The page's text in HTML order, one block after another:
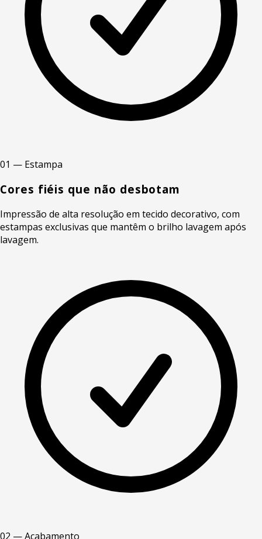
01 — Estampa
Cores fiéis que não desbotam
Impressão de alta resolução em tecido decorativo, com
estampas exclusivas que mantêm o brilho lavagem após
lavagem.
02 — Acabamento